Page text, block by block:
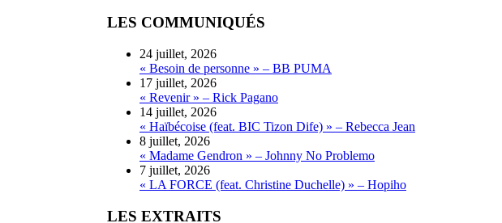
LES COMMUNIQUÉS
24 juillet, 2026
« Besoin de personne » – BB PUMA
17 juillet, 2026
« Revenir » – Rick Pagano
14 juillet, 2026
« Haïbécoise (feat. BIC Tizon Dife) » – Rebecca Jean
8 juillet, 2026
« Madame Gendron » – Johnny No Problemo
7 juillet, 2026
« LA FORCE (feat. Christine Duchelle) » – Hopiho
LES EXTRAITS